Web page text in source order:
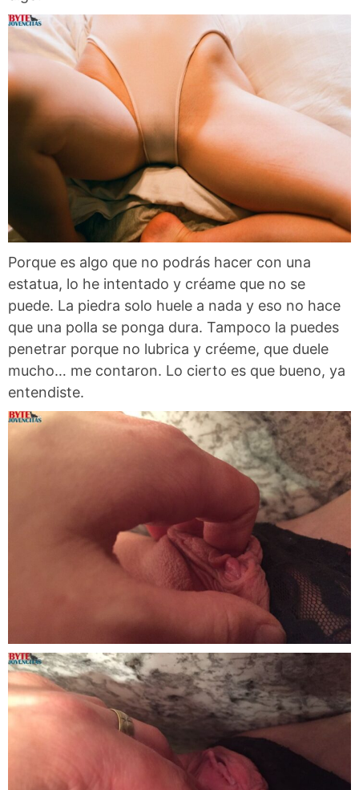
Porque es algo que no podrás hacer con una
estatua, lo he intentado y créame que no se
puede. La piedra solo huele a nada y eso no hace
que una polla se ponga dura. Tampoco la puedes
penetrar porque no lubrica y créeme, que duele
mucho… me contaron. Lo cierto es que bueno, ya
entendiste.